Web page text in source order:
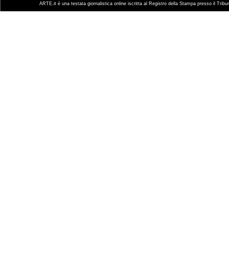
ARTE.it è una testata giornalistica online iscritta al Registro della Stampa presso il